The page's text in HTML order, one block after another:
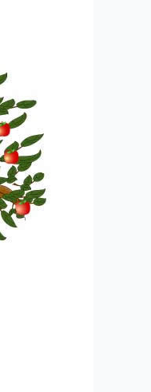
مقاله
درخت
سعادت”